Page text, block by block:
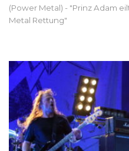
(Power Metal) - "Prinz Adam
Metal Rettung"